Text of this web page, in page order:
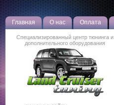
Главная О нас Оплата
Специализированный центр тюнинга и
дополнительного оборудования